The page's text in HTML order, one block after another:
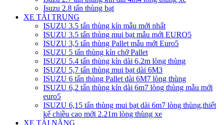
Isuzu 2.8 tấn thùng bạt
XE TẢI TRUNG
ISUZU 3.5 tấn thùng kín mẫu mới nhất
ISUZU 3.5 tấn thùng mui bạt mẫu mới EURO5
ISUZU 3,5 tấn thùng Pallet mẫu mới Euro5
ISUZU 5 tấn thùng kín chở Pallet
ISUZU 5.4 tấn thùng kín dài 6.2m lòng thùng
ISUZU 5,7 tấn thùng mui bạt dài 6M3
ISUZU 6 tấn thùng Pallet dài 6M7 lòng thùng
ISUZU 6,2 tấn thùng kín dài 6m7 lòng thùng mẫu mới
euro5
ISUZU 6,15 tấn thùng mui bạt dài 6m7 lòng thùng,thiết
kế chiều cao mới 2.21m lòng thùng xe
XE TẢI NẶNG